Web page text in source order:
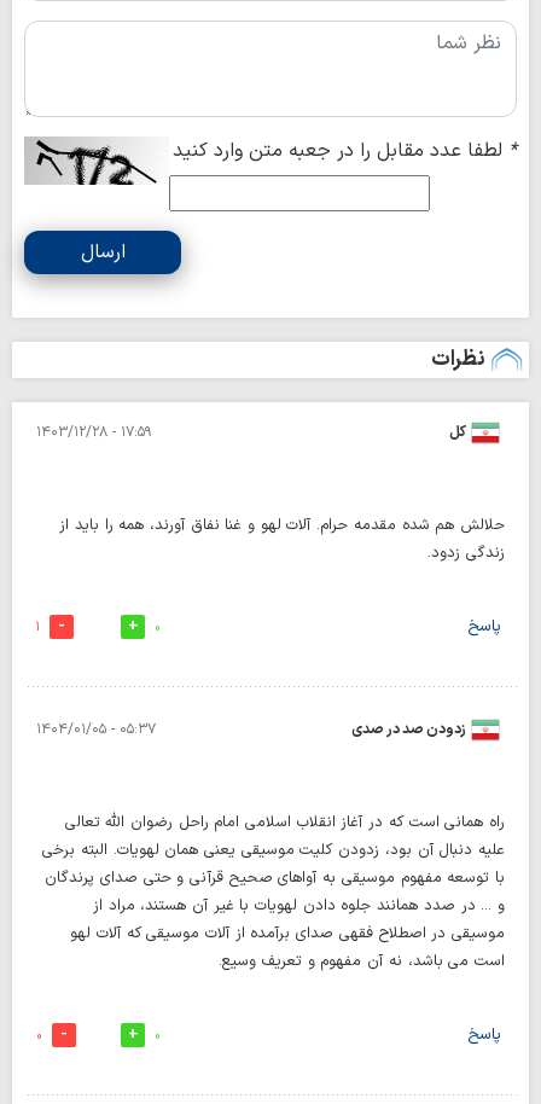
* لطفا عدد مقابل را در جعبه متن وارد کنید
ارسال
نظرات
کل ۱۷:۵۹ - ۱۴۰۳/۱۲/۲۸
حلالش هم شده مقدمه حرام. آلات لهو و غنا نفاق آورند، همه را باید از
زندگی زدود.
پاسخ 0
1
زدودن صد در صدی ۰۵:۳۷ - ۱۴۰۴/۰۱/۰۵
راه همانی است که در آغاز انقلاب اسلامی امام راحل رضوان الله تعالی
علیه دنبال آن بود، زدودن کلیت موسیقی یعنی همان لهویات. البته برخی
با توسعه مفهوم موسیقی به آواهای صحیح قرآنی و حتی صدای پرندگان
و ... در صدد همانند جلوه دادن لهویات با غیر آن هستند، مراد از
موسیقی در اصطلاح فقهی صدای برآمده از آلات موسیقی که آلات لهو
است می باشد، نه آن مفهوم و تعریف وسیع.
پاسخ 0
0